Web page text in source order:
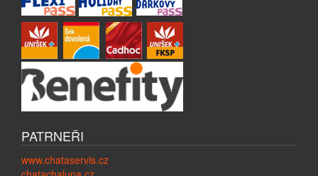
PATRNEŘI
www.chataservis.cz